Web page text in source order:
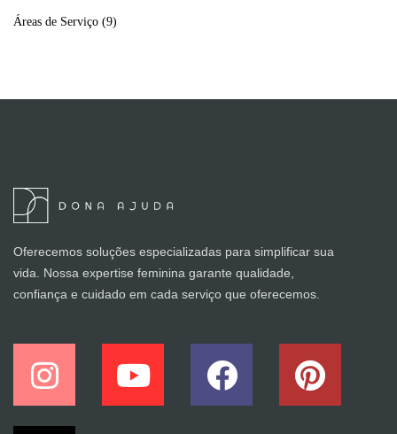
Áreas de Serviço (9)
Oferecemos soluções especializadas para simplificar sua
vida. Nossa expertise feminina garante qualidade,
confiança e cuidado em cada serviço que oferecemos.
I
n
s
Y
o
F
a
P
i